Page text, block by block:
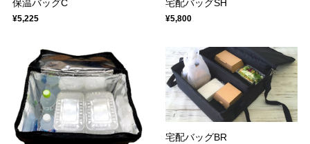
保温バッグC
¥5,225
宅配バッグSH
¥5,800
宅配バッグBR